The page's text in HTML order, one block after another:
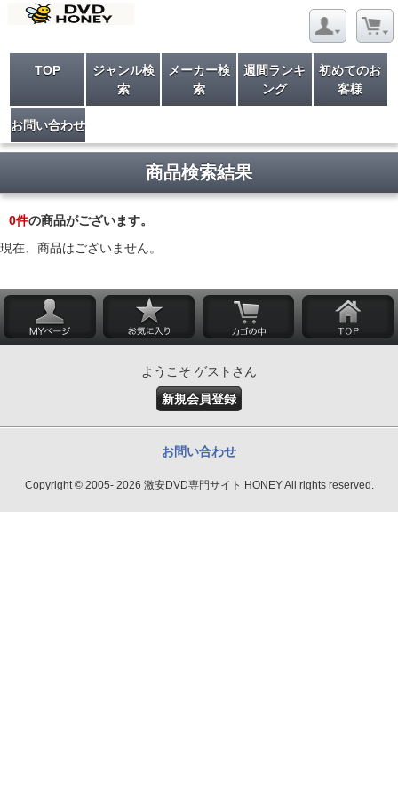
TOP
ジャンル検
索
メーカー検
索
週間ランキ
ング
初めてのお
客様
お問い合わせ
商品検索結果
0件の商品がございます。
現在、商品はございません。
ようこそ ゲストさん
新規会員登録
お問い合わせ
Copyright © 2005- 2026 激安DVD専門サイト HONEY All rights reserved.